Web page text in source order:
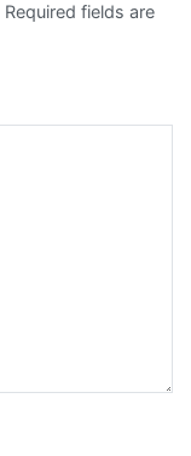
Required fields are